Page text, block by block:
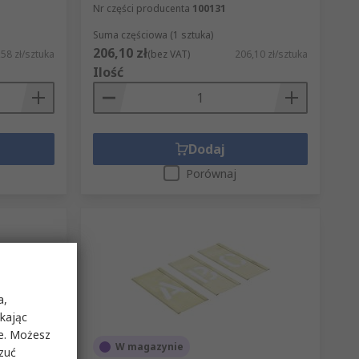
zł/sztuka
Nr części producenta 100131
Suma częściowa (1 sztuka)
206,10 zł(bez VAT) 206,10 zł/sztuka
Ilość
Dodaj
Porównaj
W magazynie
Możesz